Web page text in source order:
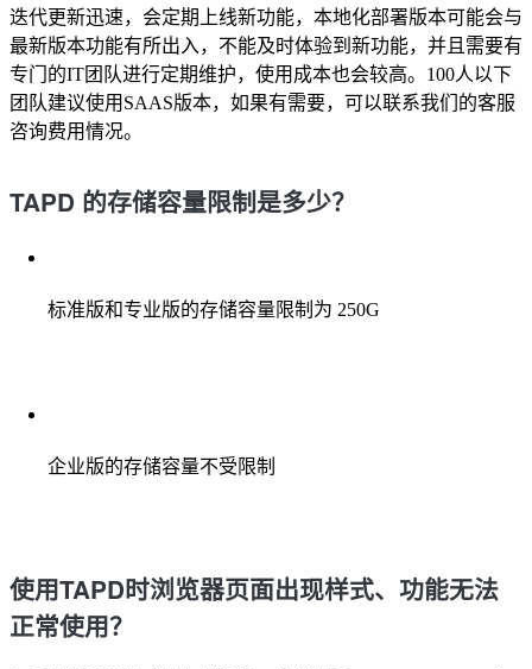
迭代更新迅速，会定期上线新功能，本地化部署版本可能会与
最新版本功能有所出入，不能及时体验到新功能，并且需要有
专门的IT团队进行定期维护，使用成本也会较高。100人以下
团队建议使用SAAS版本，如果有需要，可以联系我们的客服
咨询费用情况。
TAPD 的存储容量限制是多少？
标准版和专业版的存储容量限制为 250G
企业版的存储容量不受限制
使用TAPD时浏览器页面出现样式、功能无法
正常使用？